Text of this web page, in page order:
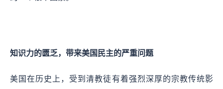
知识力的匮乏，带来美国民主的严重问题
美国在历史上，受到清教徒有着强烈深厚的宗教传统影